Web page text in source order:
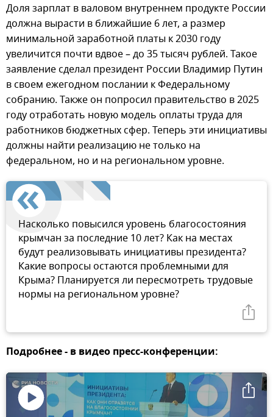
Доля зарплат в валовом внутреннем продукте России
должна вырасти в ближайшие 6 лет, а размер
минимальной заработной платы к 2030 году
увеличится почти вдвое – до 35 тысяч рублей. Такое
заявление сделал президент России Владимир Путин
в своем ежегодном послании к Федеральному
собранию. Также он попросил правительство в 2025
году отработать новую модель оплаты труда для
работников бюджетных сфер. Теперь эти инициативы
должны найти реализацию не только на
федеральном, но и на региональном уровне.
Насколько повысился уровень благосостояния
крымчан за последние 10 лет? Как на местах
будут реализовывать инициативы президента?
Какие вопросы остаются проблемными для
Крыма? Планируется ли пересмотреть трудовые
нормы на региональном уровне?
Подробнее - в видео пресс-конференции: